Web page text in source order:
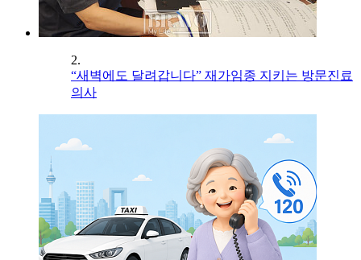
2.
“새벽에도 달려갑니다” 재가임종 지키는 방문진료
의사